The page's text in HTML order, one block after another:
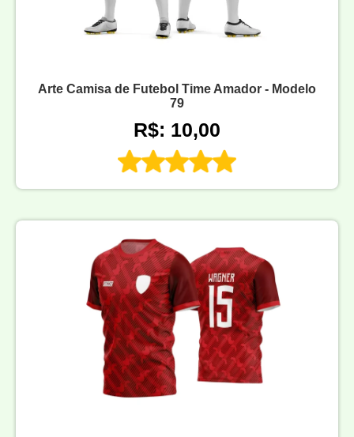
Arte Camisa de Futebol Time Amador - Modelo
79
R$: 10,00